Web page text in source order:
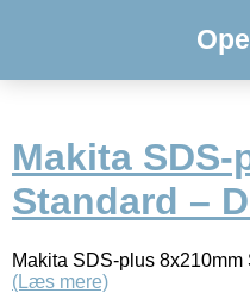
Makita
Standard –
Makita SDS-plus
(Læs mere)